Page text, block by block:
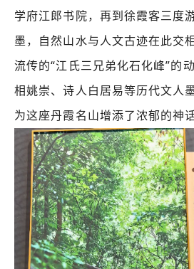
学府江郎书院，再到徐霞客三度
墨，自然山水与人文古迹在此交
流传的“江氏三兄弟化石化峰”的
相姚崇、诗人白居易等历代文人
为这座丹霞名山增添了浓郁的神